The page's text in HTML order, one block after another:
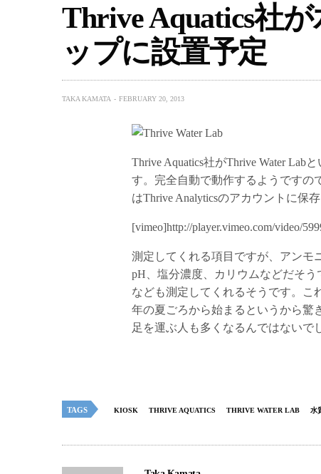
Thrive Aquatics社
ップに設置予定
TAKA KAMATA FEBRUARY 20, 2013
Thrive Aquatics社がThrive Water Lab
す。完全自動で動作するようですの
はThrive Analyticsのアカウントに保
[vimeo]http://player.vimeo.com/video/
測定してくれる項目ですが、アンモ
pH、塩分濃度、カリウムなどだそ
なども測定してくれるそうです。こ
年の夏ごろから始まるというから驚
足を運ぶ人も多くなるんではないで
TAGS KIOSK THRIVE AQUATICS THRIVE WATER LAB 水